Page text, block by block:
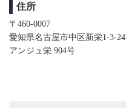
住所
〒460-0007
愛知県名古屋市中区新栄1-3-24
アンジュ栄 904号